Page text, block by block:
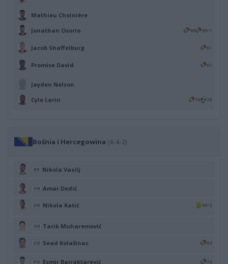
Mathieu Choinière
Jonathan Osorio 90 90+1
Jacob Shaffelburg 61
Promise David 61
Jayden Nelson
Cyle Larin 76 78
Bośnia i Hercegowina (4-4-2)
BR Nikola Vasilj
OB Amar Dedić
OB Nikola Katić 90+3
OB Tarik Muharemović
OB Sead Kolašinac 84
PO Esmir Bajraktarević 74